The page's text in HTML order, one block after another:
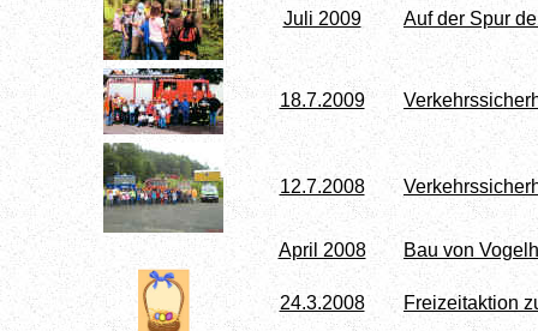
Juli 2009 Auf der Spur
18.7.2009
12.7.2008
April 2008 Bau von
24.3.2008 Freizeitaktion